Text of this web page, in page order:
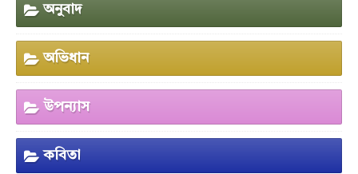
অনুবাদ
অভিধান
উপন্যাস
কবিতা